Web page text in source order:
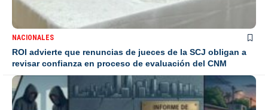
NACIONALES
ROI advierte que renuncias de jueces de la SCJ obligan a
revisar confianza en proceso de evaluación del CNM